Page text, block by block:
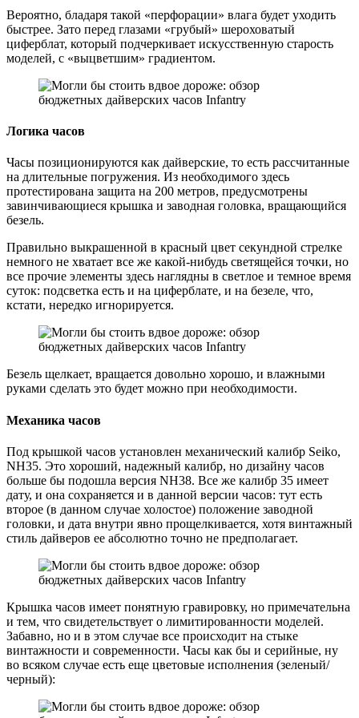
Вероятно, бладаря такой «перфорации» влага будет уходить
быстрее. Зато перед глазами «грубый» шероховатый
циферблат, который подчеркивает искусственную старость
моделей, с «выцветшим» градиентом.
Логика часов
Часы позиционируются как дайверские, то есть рассчитанные
на длительные погружения. Из необходимого здесь
протестирована защита на 200 метров, предусмотрены
завинчивающиеся крышка и заводная головка, вращающийся
безель.
Правильно выкрашенной в красный цвет секундной стрелке
немного не хватает все же какой-нибудь светящейся точки, но
все прочие элементы здесь наглядны в светлое и темное время
суток: подсветка есть и на циферблате, и на безеле, что,
кстати, нередко игнорируется.
Безель щелкает, вращается довольно хорошо, и влажными
руками сделать это будет можно при необходимости.
Механика часов
Под крышкой часов установлен механический калибр Seiko,
NH35. Это хороший, надежный калибр, но дизайну часов
больше бы подошла версия NH38. Все же калибр 35 имеет
дату, и она сохраняется и в данной версии часов: тут есть
второе (в данном случае холостое) положение заводной
головки, и дата внутри явно прощелкивается, хотя винтажный
стиль дайверов ее абсолютно точно не предполагает.
Крышка часов имеет понятную гравировку, но примечательна
и тем, что свидетельствует о лимитированности моделей.
Забавно, но и в этом случае все происходит на стыке
винтажности и современности. Часы как бы и серийные, ну
во всяком случае есть еще цветовые исполнения (зеленый/
черный):